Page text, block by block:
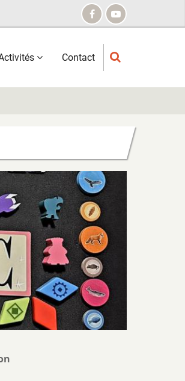
Contact